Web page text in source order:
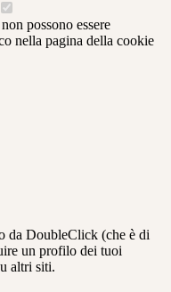
possono essere
nella pagina della cookie
da DoubleClick (che è di
un profilo dei tuoi
altri siti.